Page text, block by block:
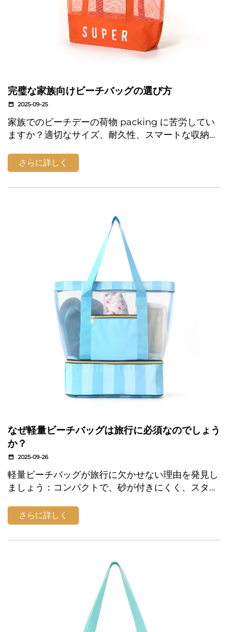
完璧な家族向けビーチバッグの選び方
2025-09-25
家族でのビーチデーの荷物 packing に苦労してい
ますか？適切なサイズ、耐久性、スマートな収納機
します。ストレスフリーな夏を始めましょう—もっ
と読む！
さらに詳しく
なぜ軽量ビーチバッグは旅行に必須なのでしょう
か？
2025-09-26
軽量ビーチバッグが旅行に欠かせない理由を発見し
ましょう：コンパクトで、砂が付きにくく、スタイ
チや買い物、または機内持ち込みとしても活用可
能。今日から賢く荷造りを。
さらに詳しく